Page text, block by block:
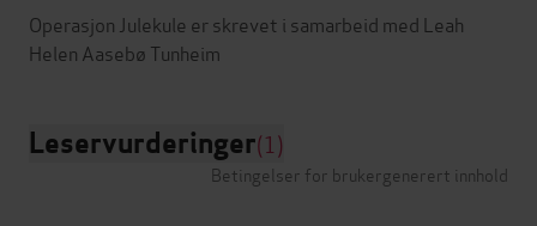
Operasjon Julekule er skrevet i samarbeid med Leah
Leservurderinger(1)
Betingelser for brukergenerert innhold